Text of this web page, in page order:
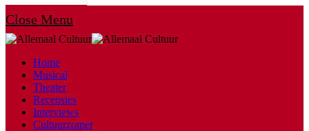
Close Menu
Home
Musical
Theater
Recensies
Interviews
Cultuurzomer